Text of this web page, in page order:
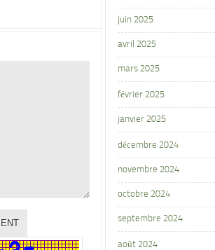
juin 2025
avril 2025
mars 2025
février 2025
janvier 2025
décembre 2024
novembre 2024
octobre 2024
septembre 2024
août 2024